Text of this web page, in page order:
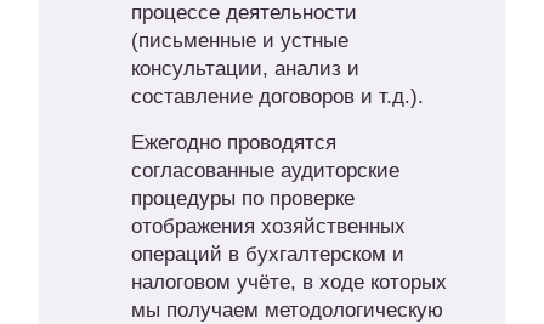
процессе деятельности
(письменные и устные
консультации, анализ и
составление договоров и т.д.).
Ежегодно проводятся
согласованные аудиторские
процедуры по проверке
отображения хозяйственных
операций в бухгалтерском и
налоговом учёте, в ходе которых
мы получаем методологическую